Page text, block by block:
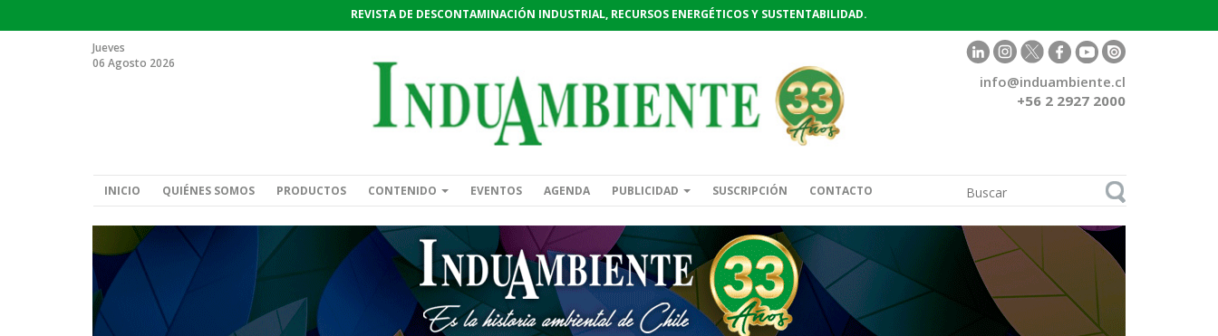
REVISTA DE DESCONTAMINACIÓN INDUSTRIAL, RECURSOS ENERGÉTICOS Y SUSTENTABILIDAD.
Jueves
06 Agosto 2026
info@induambiente.cl
+56 2 2927 2000
INICIO QUIÉNES SOMOS PRODUCTOS CONTENIDO EVENTOS AGENDA PUBLICIDAD SUSCRIPCIÓN CONTACTO